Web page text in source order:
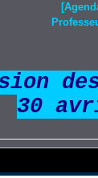
30